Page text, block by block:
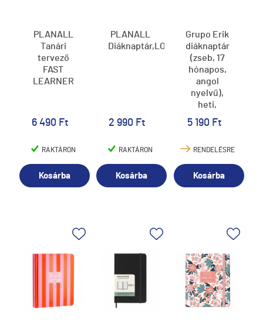
PLANALL
Tanári
tervező
FAST
LEARNER
6 490 Ft
RAKTÁRON
Kosárba
PLANALL
Diáknaptár,LOVELY
2 990 Ft
RAKTÁRON
Kosárba
Grupo Erik
diáknaptár
(zseb, 17
hónapos,
angol
nyelvű),
heti,
Snoopy
2026/2027
5 190 Ft
RENDELÉSRE
Kosárba